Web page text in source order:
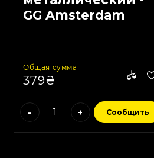
GG Amsterdam
Общая сумма
379₴
- + Сообщить